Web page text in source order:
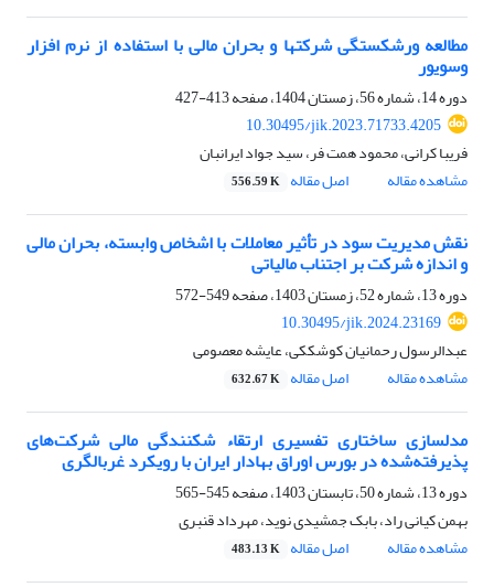
مطالعه ورشکستگی شرکتها و بحران مالی با استفاده از نرم افزار
وسویور
دوره 14، شماره 56، زمستان 1404، صفحه
413-427
10.30495/jik.2023.71733.4205
فریبا کرانی، محمود همت فر، سید جواد ایرانبان
مشاهده مقاله
اصل مقاله 556.59 K
نقش مدیریت سود در تأثیر معاملات با اشخاص وابسته، بحران مالی
و اندازه شرکت بر اجتناب مالیاتی
دوره 13، شماره 52، زمستان 1403، صفحه
549-572
10.30495/jik.2024.23169
عبدالرسول رحمانیان کوشککی، عایشه معصومی
مشاهده مقاله
اصل مقاله 632.67 K
مدلسازی ساختاری تفسیری ارتقاء شکنندگی مالی شرکت‌های
پذیرفته‌شده در بورس اوراق بهادار ایران با رویکرد غربالگری
دوره 13، شماره 50، تابستان 1403، صفحه
545-565
بهمن کیانی راد، بابک جمشیدی نوید، مهرداد قنبری
مشاهده مقاله
اصل مقاله 483.13 K